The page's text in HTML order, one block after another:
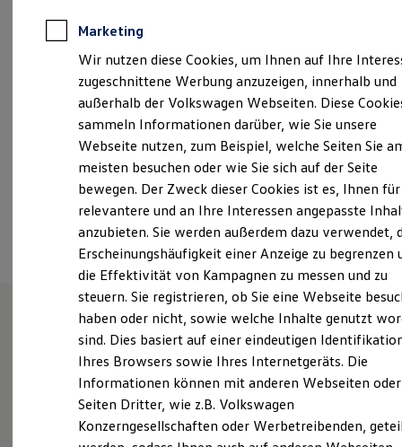
Elektroautos
ID. Tutorials
Elektrofahrzeugkonzepte
Reichweite
Reichweite der ID. Modelle
Reichweite im Winter
Laden
Laden unterwegs
Laden Zuhause
Ladestationen finden
Ladezeitensimulator
Batterie
Sicherheit
Garantie und Lebensdauer
Nachhaltigkeit
Technologie
Kosten und Kauf
Verbrauchskosten
Kaufoptionen
E-Auto-Förderung
Software und Konnektivität
ID. Software Versionen und Updates
Digitale Extras
Schnittstellen zu Ihrem ID.
autohaus-ahrensboek@t-online.de
Montag
Sonntag
Geschlossen
Ansprechpartner
Unsere Leistungenim
Überblick
Service
Marketing
Wir nutzen diese Cookies, um Ihnen auf Ihre
zugeschnittene Werbung anzuzeigen, innerhalb und
außerhalb der Volkswagen Webseiten. Diese
sammeln Informationen darüber, wie Sie unsere
Webseite nutzen, zum Beispiel, welche Seiten Sie
meisten besuchen oder wie Sie sich auf der Seite
bewegen. Der Zweck dieser Cookies ist es, Ihnen für
relevantere und an Ihre Interessen angepasste
anzubieten. Sie werden außerdem dazu verwendet,
Erscheinungshäufigkeit einer Anzeige zu begrenzen
die Effektivität von Kampagnen zu messen und zu
steuern. Sie registrieren, ob Sie eine Webseite
haben oder nicht, sowie welche Inhalte genutzt
sind. Dies basiert auf einer eindeutigen
Ihres Browsers sowie Ihres Internetgeräts. Die
Informationen können mit anderen Webseiten oder
Seiten Dritter, wie z.B. Volkswagen
Konzerngesellschaften oder Werbetreibenden,